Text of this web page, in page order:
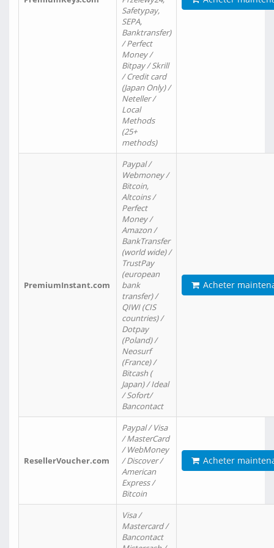
Safetypay,
SEPA,
Banktransfer)
/ Perfect
Money /
Bitpay / Skrill
/ Credit card
(Japan Only) /
Neteller /
Local
Methods
(25+
methods)
PremiumInstant.com
Paypal /
Webmoney /
Bitcoin,
Altcoins /
Perfect
Money /
Amazon /
BankTransfer
(world wide) /
TrustPay
(european
bank
transfer) /
QIWI (CIS
countries) /
Dotpay
(Poland) /
Neosurf
(France) /
Bitcash (
Japan) / Ideal
/ Sofort/
Bancontact
Acheter
ResellerVoucher.com
Paypal / Visa
/ MasterCard
/ WebMoney
/ Discover /
American
Express /
Bitcoin
Acheter
Visa /
Mastercard /
Bancontact